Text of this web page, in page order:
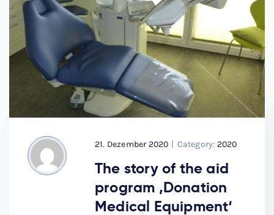
21. Dezember 2020 | Category: 2020
The story of the aid
program ‚Donation
Medical Equipment‘